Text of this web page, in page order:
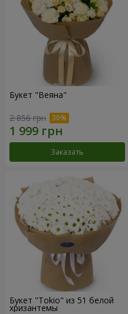
Букет "Веяна"
2 856 грн
Заказать
Букет "Tokio" из 51 белой
хризантемы